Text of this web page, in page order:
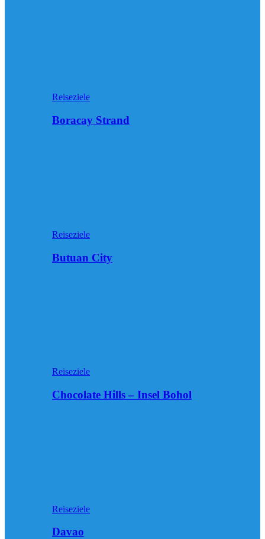
Reiseziele
Boracay Strand
Reiseziele
Butuan City
Reiseziele
Chocolate Hills – Insel Bohol
Reiseziele
Davao